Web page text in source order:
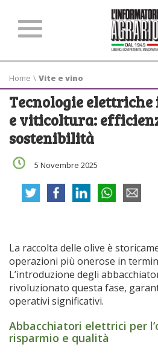
Home \ Vite e vino
Tecnologie
e viticoltura:
sostenibilità
5 Novembre 2025
La raccolta delle olive è
operazioni più onerose in
L’introduzione degli
rivoluzionato questa fase,
operativi significativi.
Abbacchiatori elettrici per
risparmio e qualità